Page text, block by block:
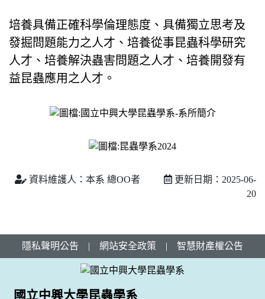
培養具備正確科學倫理態度、具備獨立思考及
發掘問題能力之人才、培養從事昆蟲科學研究
人才、培養解決蟲害問題之人才、培養開發有
益昆蟲應用之人才。
資料維護人：本系 總OO者
更新日期：2025-06-
20
隱私聲明公告 | 網站安全政策 | 智慧財產權公告
國立中興大學昆蟲學系